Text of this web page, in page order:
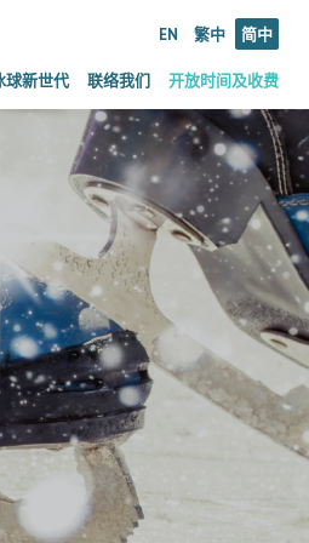
EN 繁中 简中
球新世代 联络我们 开放时间及收费